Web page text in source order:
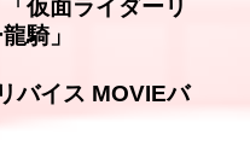
仮面ライダーリ
騎」
バイス MOVIEバ